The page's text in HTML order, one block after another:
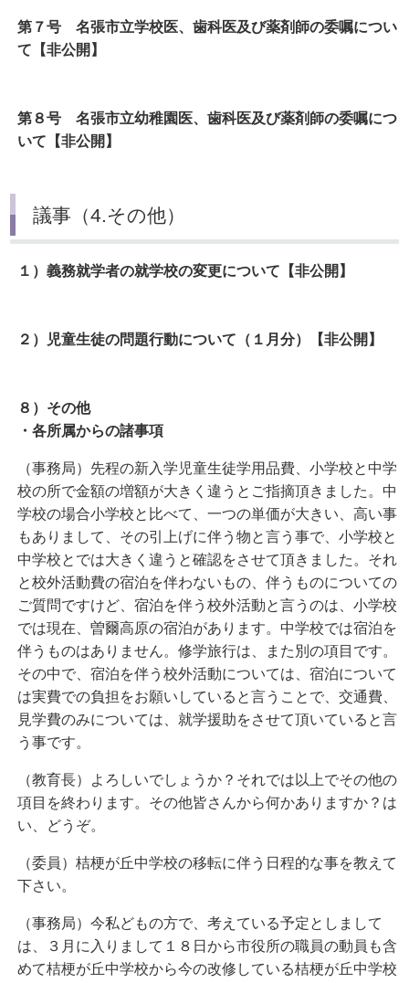
第７号 名張市立学校医、歯科医及び薬剤師の委嘱につい
て【非公開】
第８号 名張市立幼稚園医、歯科医及び薬剤師の委嘱につ
いて【非公開】
議事（4.その他）
１）義務就学者の就学校の変更について【非公開】
２）児童生徒の問題行動について（１月分）【非公開】
８）その他
・各所属からの諸事項
（事務局）先程の新入学児童生徒学用品費、小学校と中学
校の所で金額の増額が大きく違うとご指摘頂きました。中
学校の場合小学校と比べて、一つの単価が大きい、高い事
もありまして、その引上げに伴う物と言う事で、小学校と
中学校とでは大きく違うと確認をさせて頂きました。それ
と校外活動費の宿泊を伴わないもの、伴うものについての
ご質問ですけど、宿泊を伴う校外活動と言うのは、小学校
では現在、曽爾高原の宿泊があります。中学校では宿泊を
伴うものはありません。修学旅行は、また別の項目です。
その中で、宿泊を伴う校外活動については、宿泊について
は実費での負担をお願いしていると言うことで、交通費、
見学費のみについては、就学援助をさせて頂いていると言
う事です。
（教育長）よろしいでしょうか？それでは以上でその他の
項目を終わります。その他皆さんから何かありますか？は
い、どうぞ。
（委員）桔梗が丘中学校の移転に伴う日程的な事を教えて
下さい。
（事務局）今私どもの方で、考えている予定としまして
は、３月に入りまして１８日から市役所の職員の動員も含
めて桔梗が丘中学校から今の改修している桔梗が丘中学校